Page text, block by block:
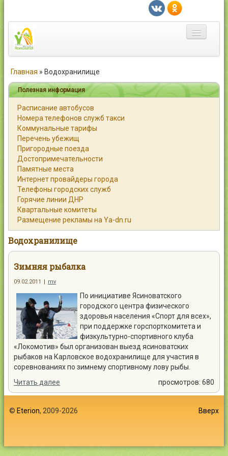
Город
Статьи
Каталог
Справочник
Работа
Объявления
Помощь
Контакты
Главная » Водохранилище
Полезная информация
Расписание автобусов
Номера телефонов служб такси
Коммунальные тарифы
Перечень убежищ
Пригородные поезда
Достопримечательности
Памятные места
Интернет провайдеры города
Телефоны городских служб
Горячие линии ДНР
Квартальные комитеты
Размещение рекламы на Ya-dn.ru
Водохранилище
Зимняя рыбалка
09.02.2011 | mv
По инициативе Ясиноватского
городского центра физического
здоровья населения «Спорт для всех»,
при поддержке горспорткомитета и
физкультурно-спортивного клуба
«Локомотив» был организован выезд ясиноватских
рыбаков на Карловское водохранилище для участия в
соревнованиях по зимнему спортивному лову рыбы.
Читать далее
просмотров: 680
© Eterion, 2009-2026 Вверх